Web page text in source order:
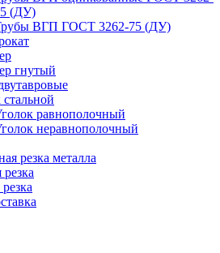
(ДУ)
ВГП ГОСТ 3262-75 (ДУ)
гнутый
равнополочный
неравнополочный
резка металла